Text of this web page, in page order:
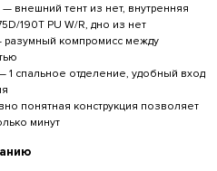
— внешний тент из нет, внутренняя
190T PU W/R, дно из нет
разумный компромисс между
1 спальное отделение, удобный вход
понятная конструкция позволяет
минут